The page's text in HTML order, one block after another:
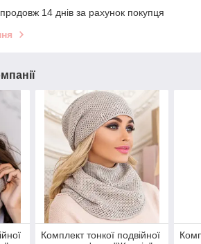
14 днів за рахунок покупця
Комплект тонкої подвійної